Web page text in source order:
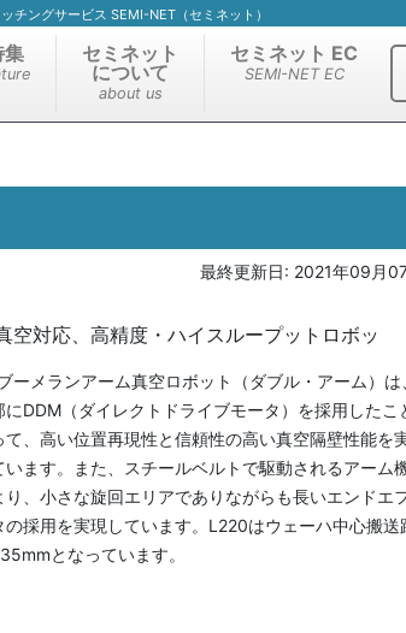
チングサービス SEMI-NET（セミネット）
集
セミネット
について
about us
セミネット EC
SEMI-NET EC
最終更新日: 2021年09月
空対応、高精度・ハイスループットロボッ
ーメランアーム真空ロボット（ダブル・アーム）は
にDDM（ダイレクトドライブモータ）を採用したこ
て、高い位置再現性と信頼性の高い真空隔壁性能を
います。また、スチールベルトで駆動されるアーム
り、小さな旋回エリアでありながらも長いエンドエ
の採用を実現しています。L220はウェーハ中心搬送
となっています。